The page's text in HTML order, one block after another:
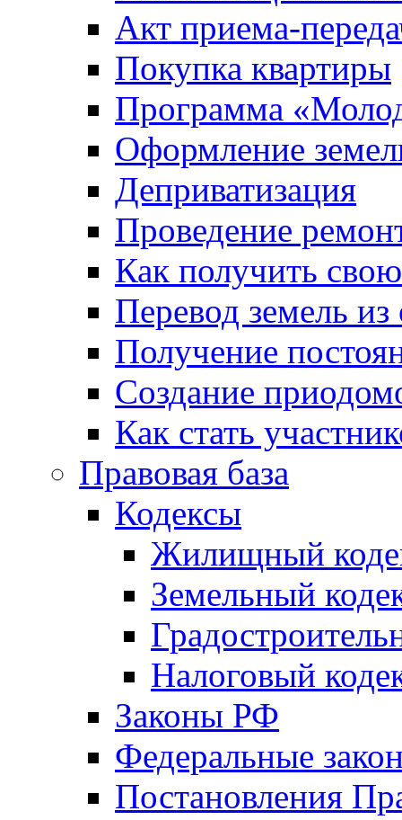
Акт приема-
Покупка квартиры
Программа
Оформление
Деприватизация
Проведение
Как получить
Перевод земель
Получение
Создание
Как стать
Правовая база
Кодексы
Жилищный
Земельный
Налоговый
Законы РФ
Федеральные
Постановления